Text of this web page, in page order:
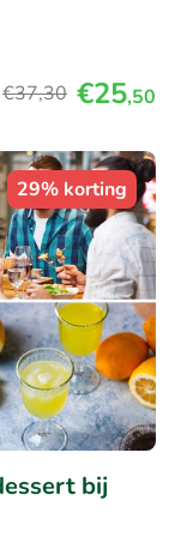
€37,30 €25,50
29% korting
bij